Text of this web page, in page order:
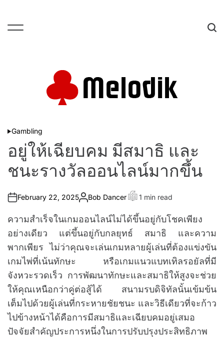
M
S
Melodik
st
u
p
in
w
it
h
e
x
p
ss
iv
e
in
P
s
t
d
Gambling
อยู่ให้เฉียบคม มีสมาธิ และ
ชนะรางวัลออนไลน์มากขึ้น
February 22, 2025A
h
r
Bob DancerE
i
m
a
e
r
a
t
m
1 min read
ความสำเร็จในเกมออนไลน์ไม่ได้ขึ้นอยู่กับโชคเพียง
อย่างเดียว แต่ขึ้นอยู่กับกลยุทธ์ สมาธิ และความ
พากเพียร ไม่ว่าคุณจะเล่นเกมหลายผู้เล่นที่ต้องแข่งขัน
เกมไพ่ที่เน้นทักษะ หรือเกมแนวแบทเทิลรอยัลที่มี
จังหวะรวดเร็ว การพัฒนาทักษะและสมาธิให้สูงจะช่วย
ให้คุณเหนือกว่าคู่ต่อสู้ได้ สนามรบดิจิทัลนั้นเข้มข้น
เต็มไปด้วยผู้เล่นที่กระหายชัยชนะ และวิธีเดียวที่จะก้าว
ไปข้างหน้าได้คือการมีสมาธิและเฉียบคมอยู่เสมอ
ปัจจัยสำคัญประการหนึ่งในการปรับปรุงประสิทธิภาพ